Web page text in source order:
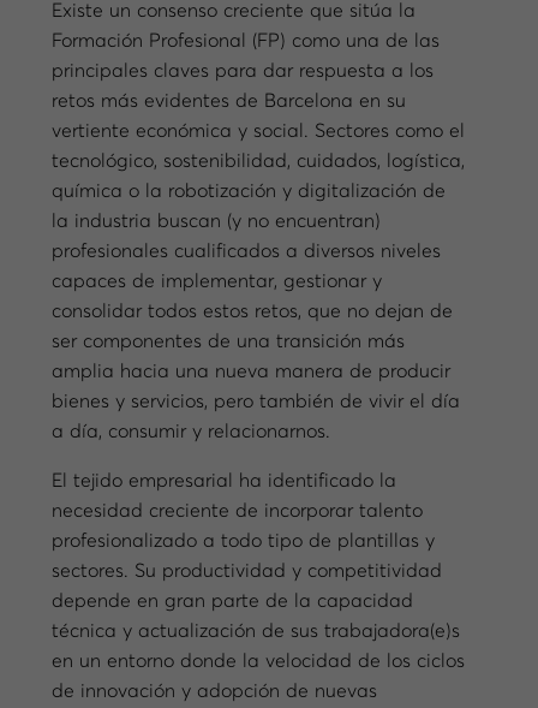
Existe un consenso creciente que sitúa la
Formación Profesional (FP) como una de las
principales claves para dar respuesta a los
retos más evidentes de Barcelona en su
vertiente económica y social. Sectores como el
tecnológico, sostenibilidad, cuidados, logística,
química o la robotización y digitalización de
la industria buscan (y no encuentran)
profesionales cualificados a diversos niveles
capaces de implementar, gestionar y
consolidar todos estos retos, que no dejan de
ser componentes de una transición más
amplia hacia una nueva manera de producir
bienes y servicios, pero también de vivir el día
a día, consumir y relacionarnos.
El tejido empresarial ha identificado la
necesidad creciente de incorporar talento
profesionalizado a todo tipo de plantillas y
sectores. Su productividad y competitividad
depende en gran parte de la capacidad
técnica y actualización de sus trabajadora(e)s
en un entorno donde la velocidad de los ciclos
de innovación y adopción de nuevas